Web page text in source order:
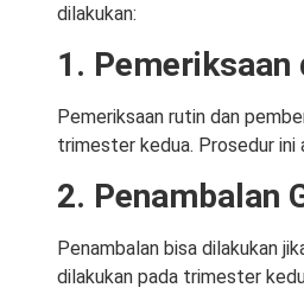
dilakukan:
1. Pemeriksaan
Pemeriksaan rutin dan
trimester kedua. Prosedur ini
2. Penambalan
Penambalan bisa dilakukan
dilakukan pada trimester